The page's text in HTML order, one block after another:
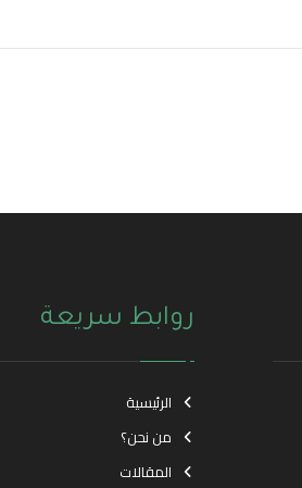
روابط سريعة
الرئيسية
من نحن؟
المقالات